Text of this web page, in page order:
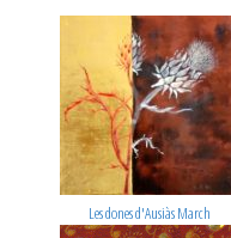
Les dones d'Ausiàs March